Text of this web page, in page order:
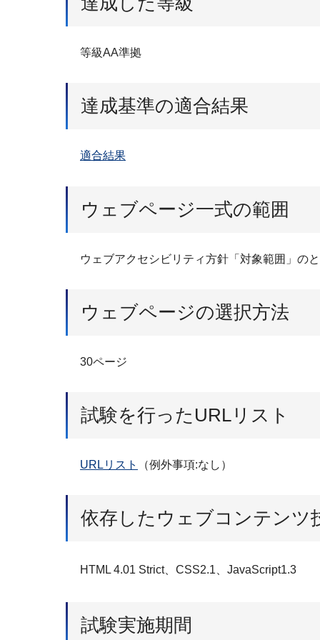
等級AA準拠
達成基準の適合結果
適合結果
ウェブページ一式の範囲
ウェブアクセシビリティ方針「対象範囲」の
ウェブページの選択方法
30ページ
試験を行ったURLリスト
URLリスト （例外事項:なし）
依存したウェブコンテンツ
HTML 4.01 Strict、CSS2.1、JavaScript1.3
試験実施期間